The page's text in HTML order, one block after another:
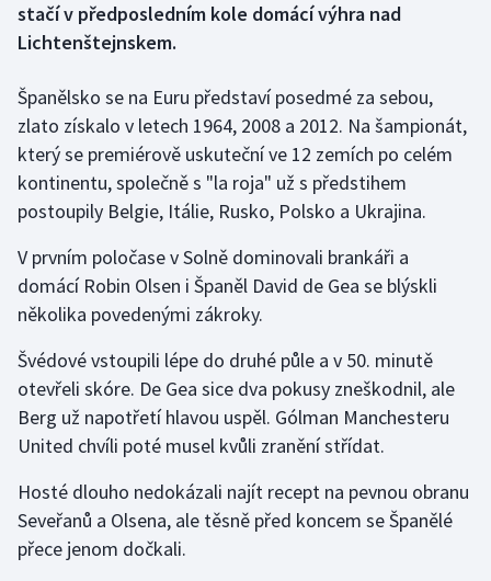
Florbal
Futsal
Golf
Gymnastika
Jezdectví
Judo
Krasobruslení
Lezení
Lyže a snowboard
Moderní pětiboj
stačí v předposledním kole domácí výhra nad
Lichtenštejnskem.
Španělsko se na Euru představí posedmé za sebou,
zlato získalo v letech 1964, 2008 a 2012. Na šampionát,
který se premiérově uskuteční ve 12 zemích po celém
kontinentu, společně s "la roja" už s předstihem
postoupily Belgie, Itálie, Rusko, Polsko a Ukrajina.
V prvním poločase v Solně dominovali brankáři a
domácí Robin Olsen i Španěl David de Gea se blýskli
několika povedenými zákroky.
Švédové vstoupili lépe do druhé půle a v 50. minutě
otevřeli skóre. De Gea sice dva pokusy zneškodnil, ale
Berg už napotřetí hlavou uspěl. Gólman Manchesteru
United chvíli poté musel kvůli zranění střídat.
Hosté dlouho nedokázali najít recept na pevnou obranu
Seveřanů a Olsena, ale těsně před koncem se Španělé
přece jenom dočkali.